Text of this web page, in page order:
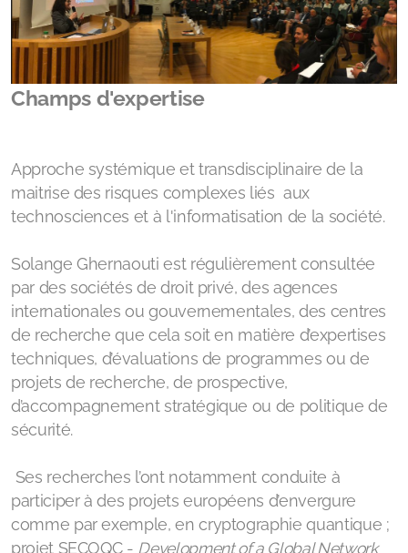
Champs d'expertise
Approche systémique et transdisciplinaire de la
maitrise des risques complexes liés aux
technosciences et à l'informatisation de la société.
Solange Ghernaouti est régulièrement consultée
par des sociétés de droit privé, des agences
internationales ou gouvernementales, des centres
de recherche que cela soit en matière d’expertises
techniques, d’évaluations de programmes ou de
projets de recherche, de prospective,
d’accompagnement stratégique ou de politique de
sécurité.
Ses recherches l’ont notamment conduite à
participer à des projets européens d’envergure
comme par exemple, en cryptographie quantique ;
projet SECOQC - Development of a Global Network